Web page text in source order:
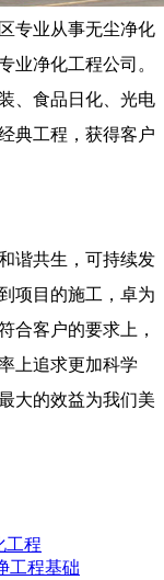
专业从事无尘净化
业净化工程公司。
、食品日化、光电
典工程，获得客户
谐共生，可持续发
项目的施工，卓为
合客户的要求上，
上追求更加科学
大的效益为我们美
工程
工程基础